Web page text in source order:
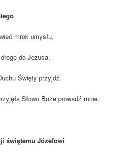
mrok umysłu,
do Jezusa,
Święty przyjdź.
Słowo Boże prowadź mnie.
świętemu Józefowi